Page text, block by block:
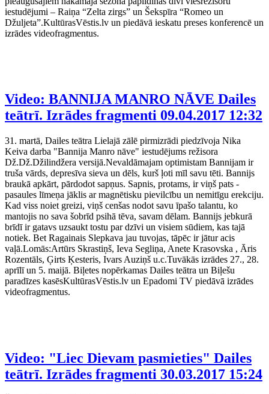
iestudējumi – Raiņa “Zelta zirgs” un Šekspīra “Romeo un
Džuljeta”.KultūrasVēstis.lv un piedāvā ieskatu preses konferencē un
izrādes videofragmentus.
Video: BANNIJA MANRO NĀVE Dailes
teātrī. Izrādes fragmenti 09.04.2017 12:32
31. martā, Dailes teātra Lielajā zālē pirmizrādi piedzīvoja Nika
Keiva darba "Bannija Manro nāve" iestudējums režisora
Dž.Dž.Džilindžera versijā.Nevaldāmajam optimistam Bannijam ir
truša vārds, depresīva sieva un dēls, kurš ļoti mīl savu tēti. Bannijs
braukā apkārt, pārdodot sapņus. Sapnis, protams, ir viņš pats -
pasaules līmeņa jāklis ar magnētisku pievilcību un nemitīgu erekciju.
Kad viss noiet greizi, viņš cenšas nodot savu īpašo talantu, ko
mantojis no sava šobrīd psihā tēva, savam dēlam. Bannijs jebkurā
brīdī ir gatavs uzsaukt tostu par dzīvi un visiem sūdiem, kas tajā
notiek. Bet Ragainais Slepkava jau tuvojas, tāpēc ir jātur acis
vaļā.Lomās:Artūrs Skrastiņš, Ieva Segliņa, Anete Krasovska , Āris
Rozentāls, Ģirts Ķesteris, Ivars Auziņš u.c.Tuvākās izrādes 27., 28.
aprīlī un 5. maijā. Biļetes nopērkamas Dailes teātra un Biļešu
paradīzes kasēsKultūrasVēstis.lv un Epadomi TV piedāvā izrādes
videofragmentus.
Video: "Liec Dievam pasmieties" Dailes
teātrī. Izrādes fragmenti 30.03.2017 15:24